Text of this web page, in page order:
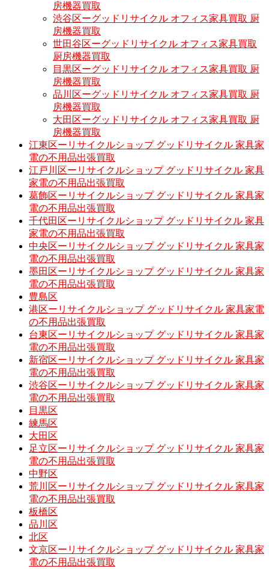
房機器買取
渋谷区ーグッドリサイクル オフィス家具買取 厨
房機器買取
世田谷区ーグッドリサイクル オフィス家具買取
厨房機器買取
目黒区ーグッドリサイクル オフィス家具買取 厨
房機器買取
品川区ーグッドリサイクル オフィス家具買取 厨
房機器買取
大田区ーグッドリサイクル オフィス家具買取 厨
房機器買取
江東区ーリサイクルショップ グッドリサイクル 家具家
電の不用品出張買取
江戸川区ーリサイクルショップ グッドリサイクル 家具
家電の不用品出張買取
葛飾区ーリサイクルショップ グッドリサイクル 家具家
電の不用品出張買取
千代田区ーリサイクルショップ グッドリサイクル 家具
家電の不用品出張買取
中央区ーリサイクルショップ グッドリサイクル 家具家
電の不用品出張買取
墨田区ーリサイクルショップ グッドリサイクル 家具家
電の不用品出張買取
豊島区
港区ーリサイクルショップ グッドリサイクル 家具家電
の不用品出張買取
台東区ーリサイクルショップ グッドリサイクル 家具家
電の不用品出張買取
新宿区ーリサイクルショップ グッドリサイクル 家具家
電の不用品出張買取
渋谷区ーリサイクルショップ グッドリサイクル 家具家
電の不用品出張買取
目黒区
練馬区
大田区
足立区ーリサイクルショップ グッドリサイクル 家具家
電の不用品出張買取
中野区
荒川区ーリサイクルショップ グッドリサイクル 家具家
電の不用品出張買取
板橋区
品川区
北区
文京区ーリサイクルショップ グッドリサイクル 家具家
電の不用品出張買取